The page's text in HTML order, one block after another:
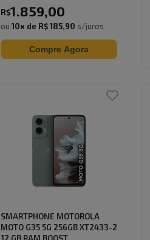
R$1.859,00
ou 10x de R$ 185,90 s/juros
Compre Agora
SMARTPHONE MOTOROLA
MOTO G35 5G 256GB XT2433-2